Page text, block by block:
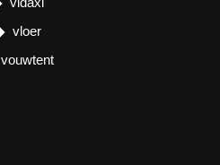
vloer
vouwtent